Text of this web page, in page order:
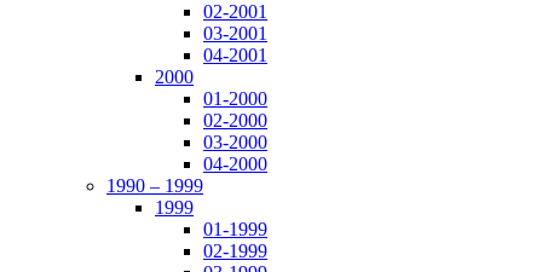
02-2001
03-2001
04-2001
2000
01-2000
02-2000
03-2000
04-2000
1990 – 1999
1999
01-1999
02-1999